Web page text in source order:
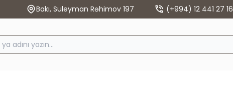
Bakı, Suleyman Rəhimov 197 (+994) 12 441 27 16